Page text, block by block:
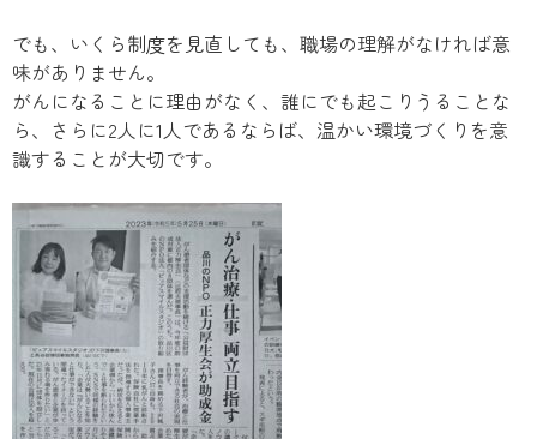
でも、いくら制度を見直しても、職場の理解がなければ意
味がありません。
がんになることに理由がなく、誰にでも起こりうることな
ら、さらに2人に1人であるならば、温かい環境づくりを意
識することが大切です。